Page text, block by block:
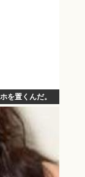
を置くんだ。